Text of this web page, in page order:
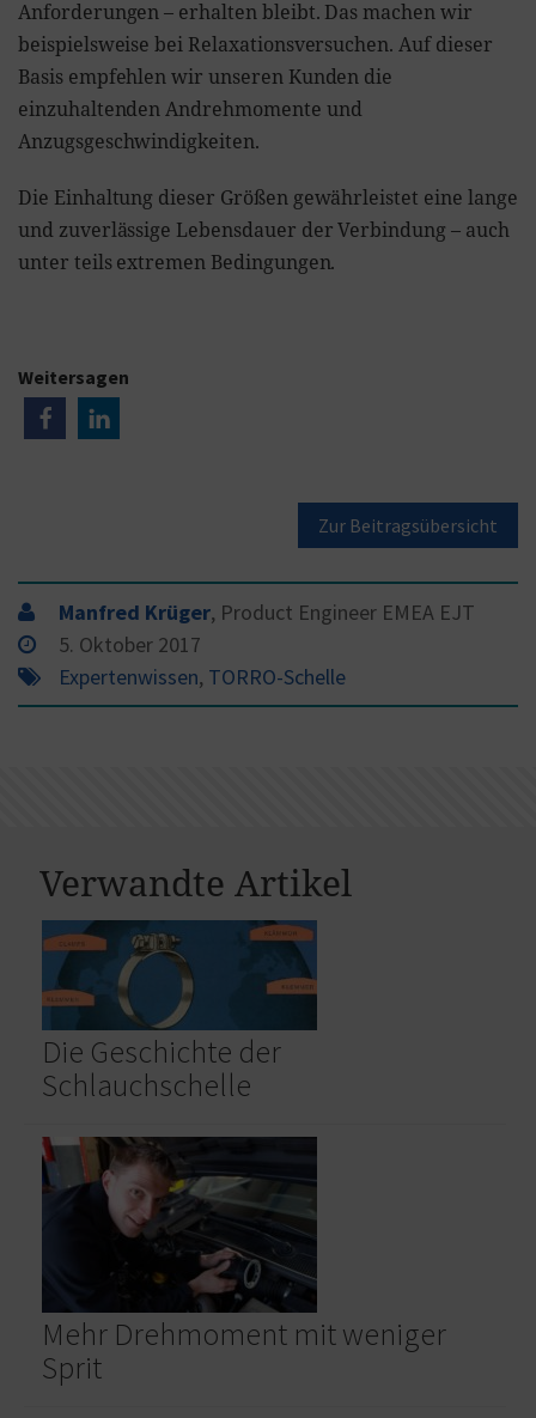
Anforderungen – erhalten bleibt. Das machen wir
beispielsweise bei Relaxationsversuchen. Auf dieser
Basis empfehlen wir unseren Kunden die
einzuhaltenden Andrehmomente und
Anzugsgeschwindigkeiten.
Die Einhaltung dieser Größen gewährleistet eine lange
und zuverlässige Lebensdauer der Verbindung – auch
unter teils extremen Bedingungen.
Weitersagen
Zur Beitragsübersicht
Manfred Krüger, Product Engineer EMEA EJT
5. Oktober 2017
Expertenwissen, TORRO-Schelle
Verwandte Artikel
Die Geschichte der
Schlauchschelle
Mehr Drehmoment mit weniger
Sprit